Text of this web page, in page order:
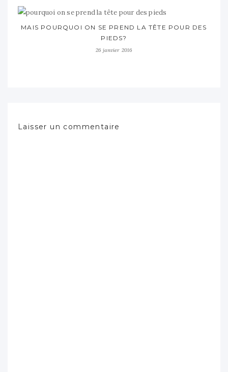
MAIS POURQUOI ON SE PREND LA TÊTE POUR DES
PIEDS?
26 janvier 2016
Laisser un commentaire